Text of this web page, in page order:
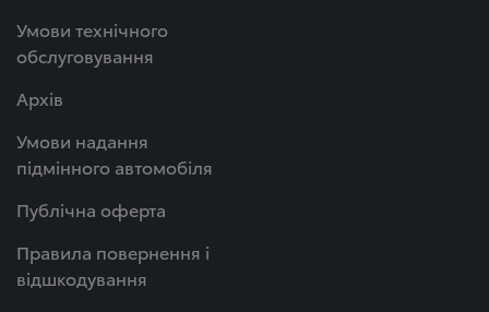
Умови технічного
обслуговування
Архів
Умови надання
підмінного автомобіля
Публічна оферта
Правила повернення і
відшкодування